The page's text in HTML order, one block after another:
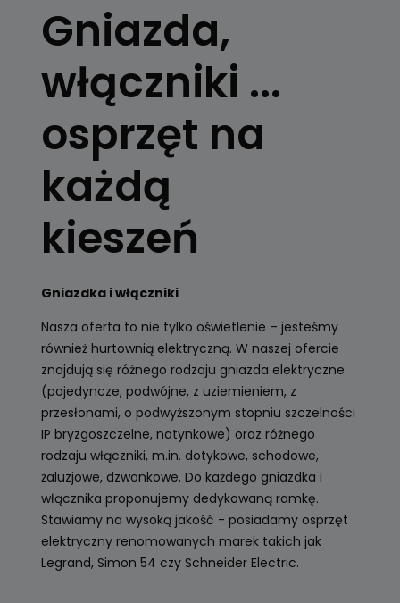
Gniazda,
włączniki ...
osprzęt na
każdą
kieszeń
Gniazdka i włączniki
Nasza oferta to nie tylko oświetlenie – jesteśmy
również hurtownią elektryczną. W naszej ofercie
znajdują się różnego rodzaju gniazda elektryczne
(pojedyncze, podwójne, z uziemieniem, z
przesłonami, o podwyższonym stopniu szczelności
IP bryzgoszczelne, natynkowe) oraz różnego
rodzaju włączniki, m.in. dotykowe, schodowe,
żaluzjowe, dzwonkowe. Do każdego gniazdka i
włącznika proponujemy dedykowaną ramkę.
Stawiamy na wysoką jakość - posiadamy osprzęt
elektryczny renomowanych marek takich jak
Legrand, Simon 54 czy Schneider Electric.